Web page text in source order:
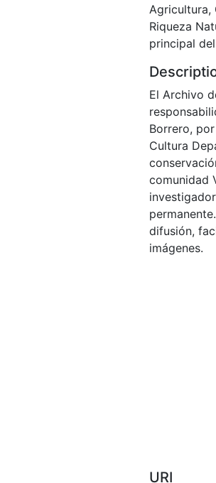
Agricultura,
Riqueza
principal
El Archivo
Borrero,
Cultura
comunidad
difusión,
imágenes.
URI